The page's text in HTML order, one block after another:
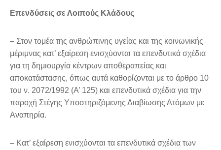
Επενδύσεις σε Λοιπούς Κλάδους
– Στον τομέα της ανθρώπινης υγείας και της κοινωνικής
μέριμνας κατ’ εξαίρεση ενισχύονται τα επενδυτικά σχέδια
για τη δημιουργία κέντρων αποθεραπείας και
αποκατάστασης, όπως αυτά καθορίζονται με το άρθρο 10
του ν. 2072/1992 (Α’ 125) και επενδυτικά σχέδια για την
παροχή Στέγης Υποστηριζόμενης Διαβίωσης Ατόμων με
Αναπηρία.
– Κατ’ εξαίρεση ενισχύονται τα επενδυτικά σχέδια των